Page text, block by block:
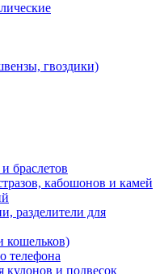
гвоздики)
браслетов
кабошонов и камей
разделители для
кошельков)
телефона
кулонов и подвесок